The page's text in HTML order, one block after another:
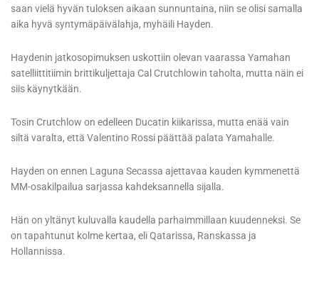
saan vielä hyvän tuloksen aikaan sunnuntaina, niin se olisi samalla
aika hyvä syntymäpäivälahja, myhäili Hayden.
Haydenin jatkosopimuksen uskottiin olevan vaarassa Yamahan
satelliittitiimin brittikuljettaja Cal Crutchlowin taholta, mutta näin ei
siis käynytkään.
Tosin Crutchlow on edelleen Ducatin kiikarissa, mutta enää vain
siltä varalta, että Valentino Rossi päättää palata Yamahalle.
Hayden on ennen Laguna Secassa ajettavaa kauden kymmenettä
MM-osakilpailua sarjassa kahdeksannella sijalla.
Hän on yltänyt kuluvalla kaudella parhaimmillaan kuudenneksi. Se
on tapahtunut kolme kertaa, eli Qatarissa, Ranskassa ja
Hollannissa.